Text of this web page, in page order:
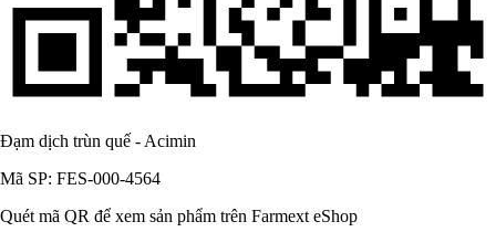
Đạm dịch trùn quế - Acimin
Mã SP: FES-000-4564
Quét mã QR để xem sản phẩm trên Farmext eShop